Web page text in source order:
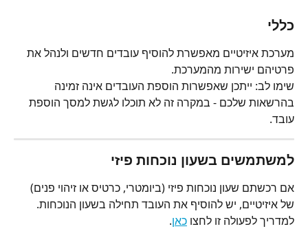
כללי
מערכת איזיטיים מאפשרת להוסיף עובדים חדשים ולנהל את
פרטיהם ישירות מהמערכת.
שימו לב: ייתכן שאפשרות הוספת העובדים אינה זמינה
בהרשאות שלכם - במקרה זה לא תוכלו לגשת למסך הוספת
עובד.
למשתמשים בשעון נוכחות פיזי
אם רכשתם שעון נוכחות פיזי (ביומטרי, כרטיס או זיהוי פנים)
של איזיטיים, יש להוסיף את העובד תחילה בשעון הנוכחות.
למדריך לפעולה זו לחצו כאן.